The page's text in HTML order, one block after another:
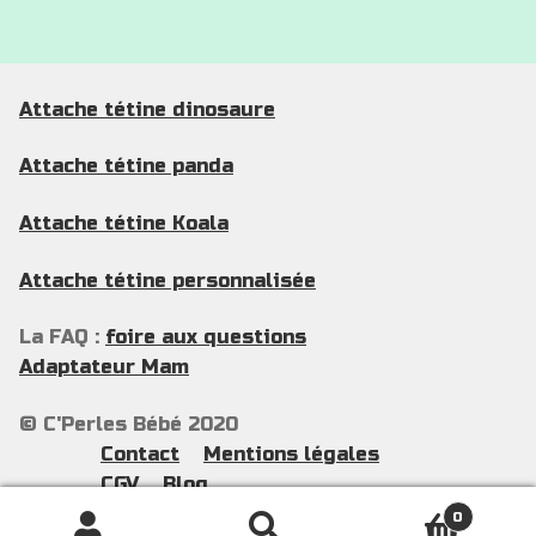
Attache tétine dinosaure
Attache tétine panda
Attache tétine Koala
Attache tétine personnalisée
La FAQ : foire aux questions
Adaptateur Mam
© C'Perles Bébé 2020
Contact
Mentions légales
CGV
Blog
0